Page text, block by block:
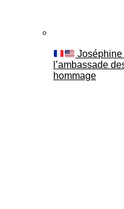
Joséphine
l’ambassade
hommage